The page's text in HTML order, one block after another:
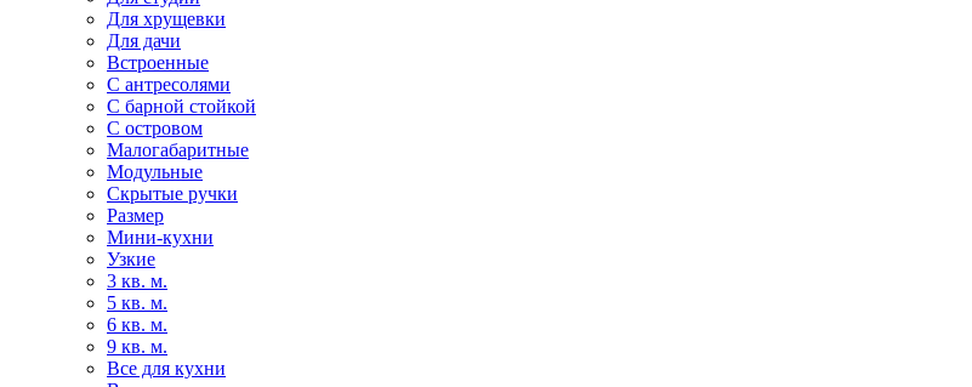
Для хрущевки
Для дачи
Встроенные
С антресолями
С барной стойкой
С островом
Малогабаритные
Модульные
Скрытые ручки
Размер
Мини-кухни
Узкие
3 кв. м.
5 кв. м.
6 кв. м.
9 кв. м.
Все для кухни